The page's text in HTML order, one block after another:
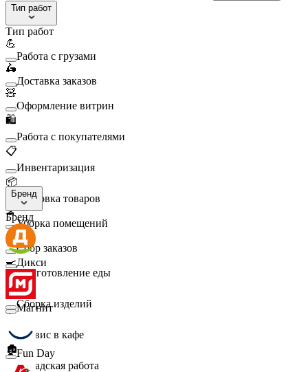
Тип работ
Тип работ
💪
Работа с грузами
🛵
Доставка заказов
🧸
Оформление витрин
🛍️
Работа с покупателями
📋
Инвентаризация
📦
Упаковка товаров
🧹
Уборка помещений
🛒
Сбор заказов
🍳
Приготовление еды
🛠️
Сборка изделий
☕
Сервис в кафе
🏚️
Складская работа
Бренд
Бренд
Дикси
Магнит
Fun Day